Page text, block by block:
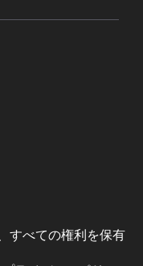
べての権利を保有